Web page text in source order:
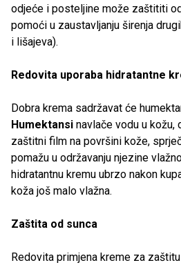
odjeće i posteljine može zaštititi
pomoći u zaustavljanju širenja
i lišajeva).
Redovita uporaba hidratantne
Dobra krema sadržavat će
Humektansi navlače vodu u kožu,
zaštitni film na površini kože,
pomažu u održavanju njezine
hidratantnu kremu ubrzo nakon
koža još malo vlažna.
Zaštita od sunca
Redovita primjena kreme za